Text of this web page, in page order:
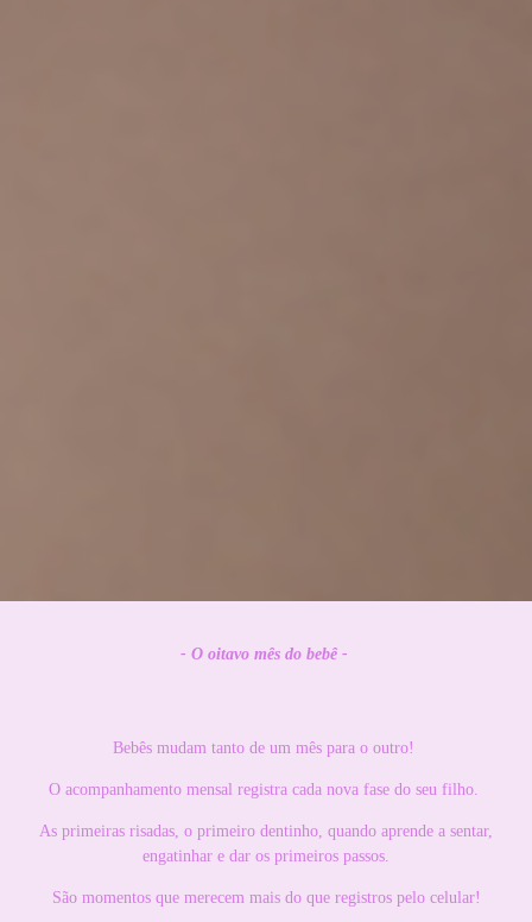
- O oitavo mês do bebê -
Bebês mudam tanto de um mês para o outro!
O acompanhamento mensal registra cada nova fase do seu filho.
As primeiras risadas, o primeiro dentinho, quando aprende a sentar,
engatinhar e dar os primeiros passos.
São momentos que merecem mais do que registros pelo celular!